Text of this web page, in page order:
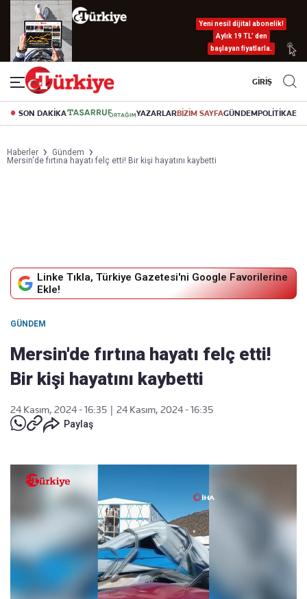
Yeni nesil dijital abonelik!
Aylık 19 TL’ den
başlayan fiyatlarla.
GİRİŞ
SON DAKİKA YAZARLARBİZİM SAYFAGÜNDEMPOLİTİKA
Haberler
Gündem
Mersin'de fırtına hayatı felç etti! Bir kişi hayatını kaybetti
Linke Tıkla, Türkiye Gazetesi'ni Google Favorilerine
Ekle!
GÜNDEM
Mersin'de fırtına hayatı felç etti!
Bir kişi hayatını kaybetti
24 Kasım, 2024 - 16:35
24 Kasım, 2024 - 16:35
Paylaş